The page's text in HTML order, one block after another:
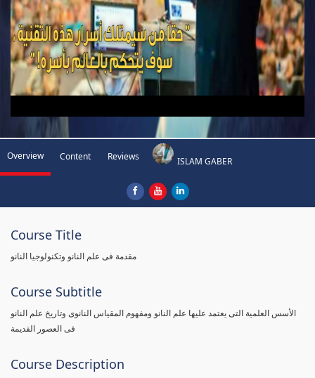
Overview Content Reviews ISLAM GABER
Course Title
مقدمة فى علم النانو وتكنولوجيا النانو
Course Subtitle
الأسس العلمية التى يعتمد عليها علم النانو ومفهوم المقياس النانوى وتاريخ علم النانو
فى العصور القديمة
Course Description